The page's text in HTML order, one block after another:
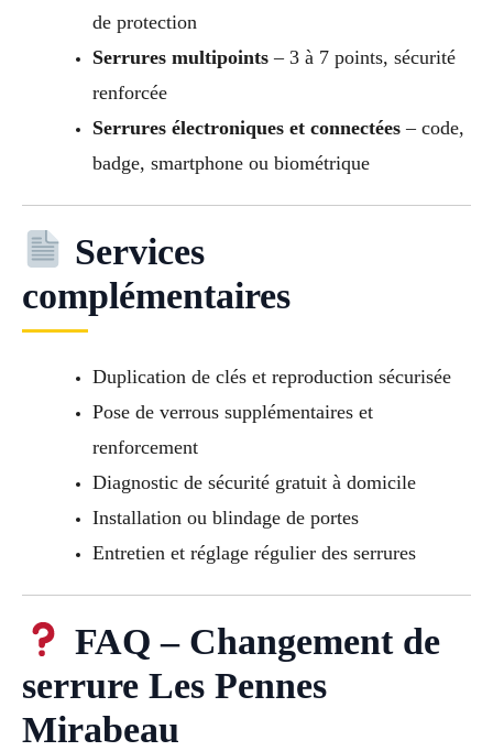
de protection
Serrures multipoints– 3 à 7 points, sécurité
renforcée
Serrures électroniques et connectées– code,
badge, smartphone ou biométrique
Services
complémentaires
Duplication de clés et reproduction sécurisée
Pose de verrous supplémentaires et
renforcement
Diagnostic de sécurité gratuit à domicile
Installation ou blindage de portes
Entretien et réglage régulier des serrures
FAQ – Changement de
serrure Les Pennes
Mirabeau